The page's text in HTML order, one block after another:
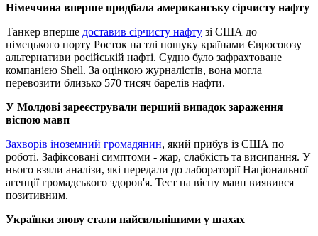
Німеччина вперше придбала американську сірчисту нафту
Танкер вперше доставив сірчисту нафту зі США до
німецького порту Росток на тлі пошуку країнами Євросоюзу
альтернативи російській нафті. Судно було зафрахтоване
компанією Shell. За оцінкою журналістів, вона могла
перевозити близько 570 тисяч барелів нафти.
У Молдові зареєстрували перший випадок зараження
віспою мавп
Захворів іноземний громадянин, який прибув із США по
роботі. Зафіксовані симптоми - жар, слабкість та висипання. У
нього взяли аналізи, які передали до лабораторії Національної
агенції громадського здоров'я. Тест на віспу мавп виявився
позитивним.
Українки знову стали найсильнішими у шахах